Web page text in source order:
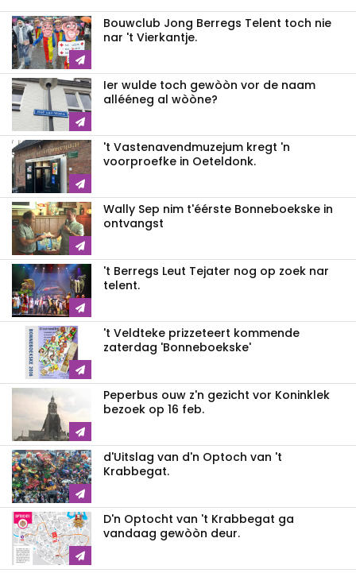
Bouwclub Jong Berregs Telent toch nie
nar 't Vierkantje.
Ier wulde toch gewòòn vor de naam
allééneg al wòòne?
't Vastenavendmuzejum kregt 'n
voorproefke in Oeteldonk.
Wally Sep nim t'éérste Bonneboekske in
ontvangst
't Berregs Leut Tejater nog op zoek nar
telent.
't Veldteke prizzeteert kommende
zaterdag 'Bonneboekske'
Peperbus ouw z'n gezicht vor Koninklek
bezoek op 16 feb.
d'Uitslag van d'n Optoch van 't
Krabbegat.
D'n Optocht van 't Krabbegat ga
vandaag gewòòn deur.